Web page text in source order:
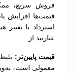
فروش سریع،
قیمت‌ها افزایش
استرداد یا تغییر
عبارتند از:
قیمت پایین‌تر:
معمولی است،